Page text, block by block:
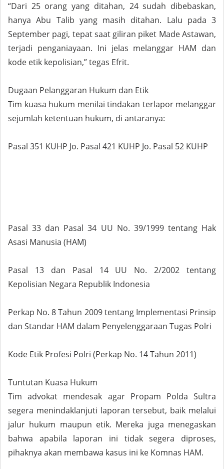
“Dari 25 orang yang ditahan, 24 sudah dibebaskan,
hanya Abu Talib yang masih ditahan. Lalu pada 3
September pagi, tepat saat giliran piket Made Astawan,
terjadi penganiayaan. Ini jelas melanggar HAM dan
kode etik kepolisian,” tegas Efrit.
Dugaan Pelanggaran Hukum dan Etik
Tim kuasa hukum menilai tindakan terlapor melanggar
sejumlah ketentuan hukum, di antaranya:
Pasal 351 KUHP Jo. Pasal 421 KUHP Jo. Pasal 52 KUHP
Pasal 33 dan Pasal 34 UU No. 39/1999 tentang Hak
Asasi Manusia (HAM)
Pasal 13 dan Pasal 14 UU No. 2/2002 tentang
Kepolisian Negara Republik Indonesia
Perkap No. 8 Tahun 2009 tentang Implementasi Prinsip
dan Standar HAM dalam Penyelenggaraan Tugas Polri
Kode Etik Profesi Polri (Perkap No. 14 Tahun 2011)
Tuntutan Kuasa Hukum
Tim advokat mendesak agar Propam Polda Sultra
segera menindaklanjuti laporan tersebut, baik melalui
jalur hukum maupun etik. Mereka juga menegaskan
bahwa apabila laporan ini tidak segera diproses,
pihaknya akan membawa kasus ini ke Komnas HAM.